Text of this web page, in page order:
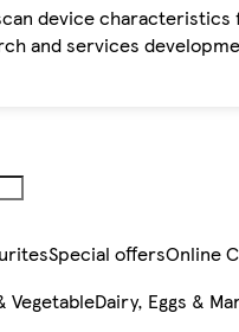
device
and services
Special offersOnline
VegetableDairy, Eggs &